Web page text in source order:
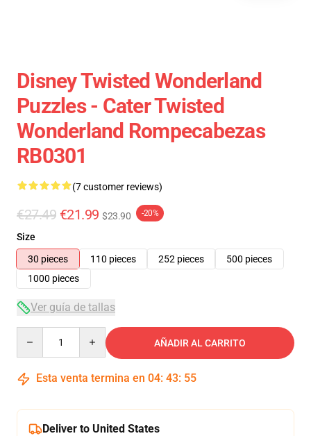
Disney Twisted Wonderland
Puzzles - Cater Twisted
Wonderland Rompecabezas
RB0301
(7 customer reviews)
€27.49 €21.99 $23.90 -20%
Size
30 pieces
110 pieces 252 pieces
500 pieces
1000 pieces
Ver guía de tallas
AÑADIR AL CARRITO
Esta venta termina en 04: 43: 54
Deliver to United States